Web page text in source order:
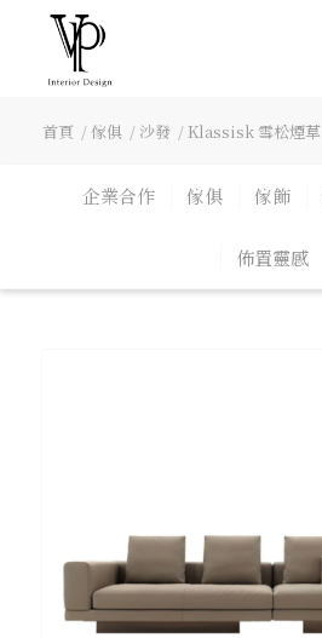
首頁 / 傢俱 / 沙發 / Klassisk 雪松煙草
企業合作 傢俱 傢飾
佈置靈感